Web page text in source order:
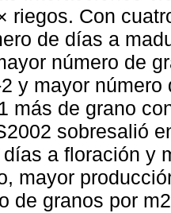
riegos. Con
de días a
número de
y mayor
más de grano
sobresalió
a floración y
mayor
de granos por